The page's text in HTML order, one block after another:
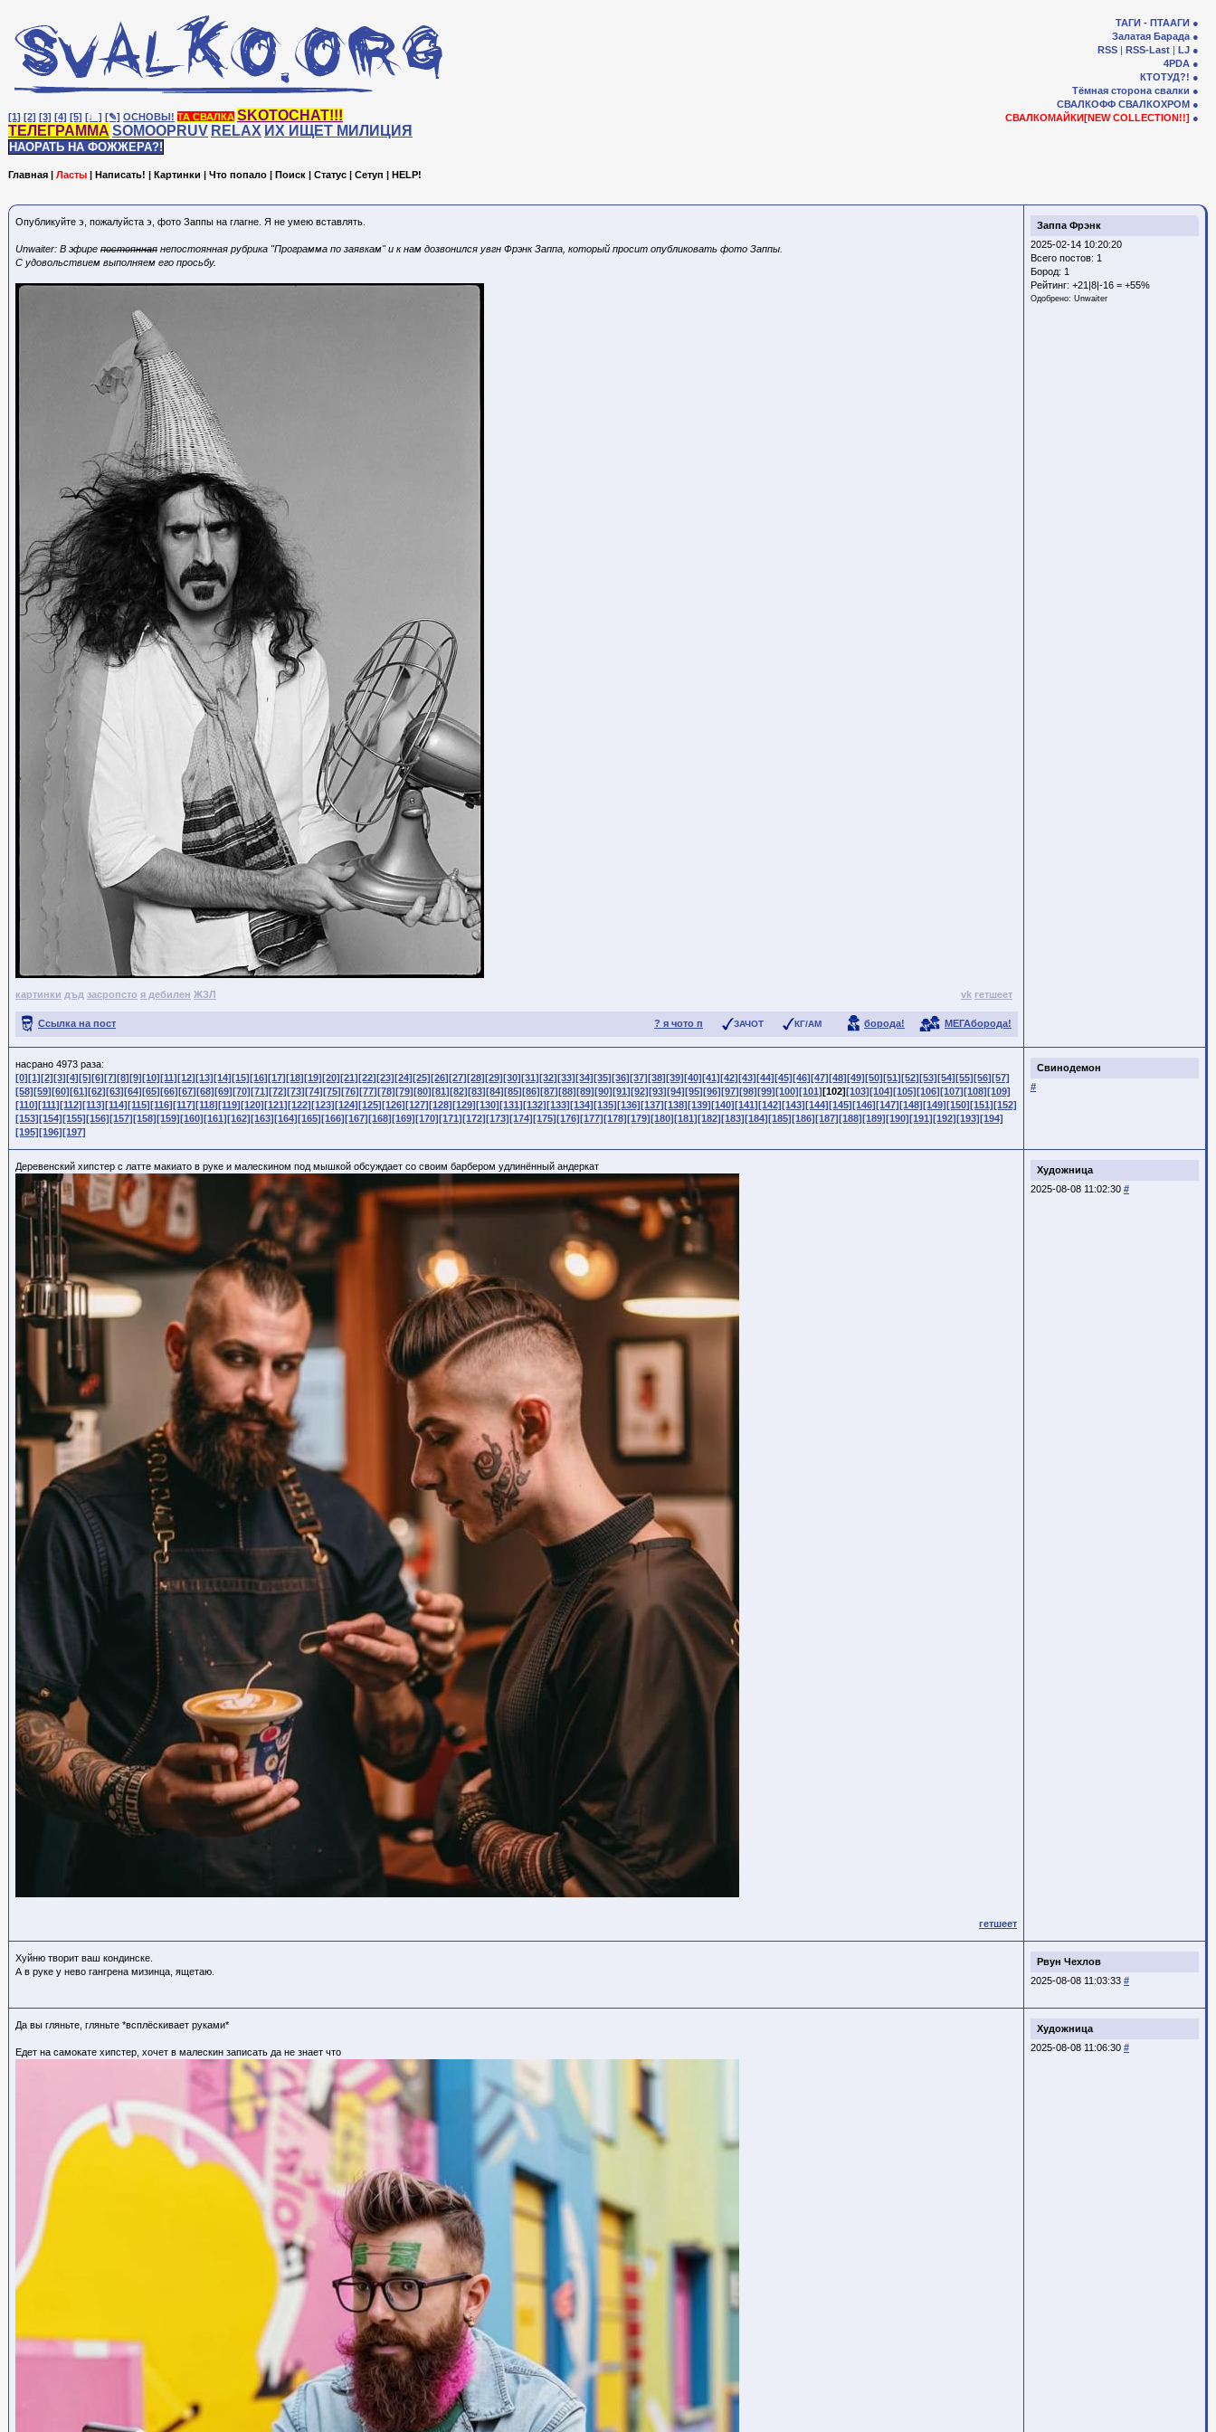
[1] [2] [3] [4] [5] [♩] [✎] ОСНОВЫ! ТА СВАЛКА SKOTOCHAT!!!
ТЕЛЕГРАММА SOMOOPRUV RELAX ИХ ИЩЕТ МИЛИЦИЯ
НАОРАТЬ НА ФОЖЖЕРА?!
ТАГИ - ПТААГИ
Залатая Барада
RSS | RSS-Last | LJ
4PDA
КТОТУД?!
Тёмная сторона свалки
СВАЛКОФФ СВАЛКОХРОМ
СВАЛКОМАЙКИ[NEW COLLECTION!!]
Главная | Ласты | Написать! | Картинки | Что попало | Поиск | Статус | Сетуп | HELP!
Заппа Фрэнк
2025-02-14 10:20:20
Всего постов: 1
Бород: 1
Рейтинг: +21|8|-16 = +55%
Одобрено: Unwaiter
Опубликуйте э, пожалуйста э, фото Заппы на глагне. Я не умею вставлять.
Unwaiter: В эфире постоянная непостоянная рубрика "Программа по заявкам" и к нам дозвонился увгн Фрэнк Заппа, который просит опубликовать фото Заппы.
С удовольствием выполняем его просьбу.
картинки дъд засропсто я дебилен ЖЗЛ vk гетшеет
? я чото п ЗАЧОТ КГ/АМ борода! МЕГАборода!
Ссылка на пост
Свинодемон
#
насрано 4973 раза:
[0][1][2][3][4][5][6][7][8][9][10][11][12][13][14][15][16][17][18][19][20][21][22][23][24][25][26][27][28][29][30][31][32][33][34][35][36][37][38][39][40][41][42][43][44][45][46][47][48][49][50][51][52][53][54][55][56][57]
[58][59][60][61][62][63][64][65][66][67][68][69][70][71][72][73][74][75][76][77][78][79][80][81][82][83][84][85][86][87][88][89][90][91][92][93][94][95][96][97][98][99][100][101][102][103][104][105][106][107][108][109]
[110][111][112][113][114][115][116][117][118][119][120][121][122][123][124][125][126][127][128][129][130][131][132][133][134][135][136][137][138][139][140][141][142][143][144][145][146][147][148][149][150][151][152]
[153][154][155][156][157][158][159][160][161][162][163][164][165][166][167][168][169][170][171][172][173][174][175][176][177][178][179][180][181][182][183][184][185][186][187][188][189][190][191][192][193][194]
[195][196][197]
Художница
2025-08-08 11:02:30 #
Деревенский хипстер с латте макиато в руке и малескином под мышкой обсуждает со своим барбером удлинённый андеркат
гетшеет
Рвун Чехлов
2025-08-08 11:03:33 #
Хуйню творит ваш кондинске.
А в руке у нево гангрена мизинца, ящетаю.
Художница
2025-08-08 11:06:30 #
Да вы гляньте, гляньте *всплёскивает руками*
Едет на самокате хипстер, хочет в малескин записать да не знает что